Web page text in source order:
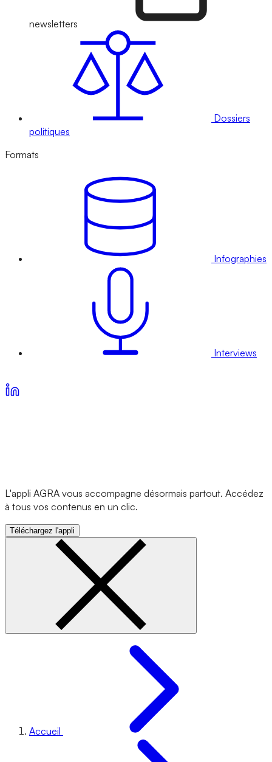
newsletters
Dossiers
politiques
Formats
Infographies
Interviews
L'appli AGRA vous accompagne désormais partout. Accédez
à tous vos contenus en un clic.
Téléchargez l'appli
Accueil